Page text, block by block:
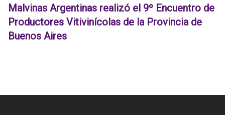
Malvinas Argentinas realizó el 9º Encuentro de
Productores Vitivinícolas de la Provincia de
Buenos Aires